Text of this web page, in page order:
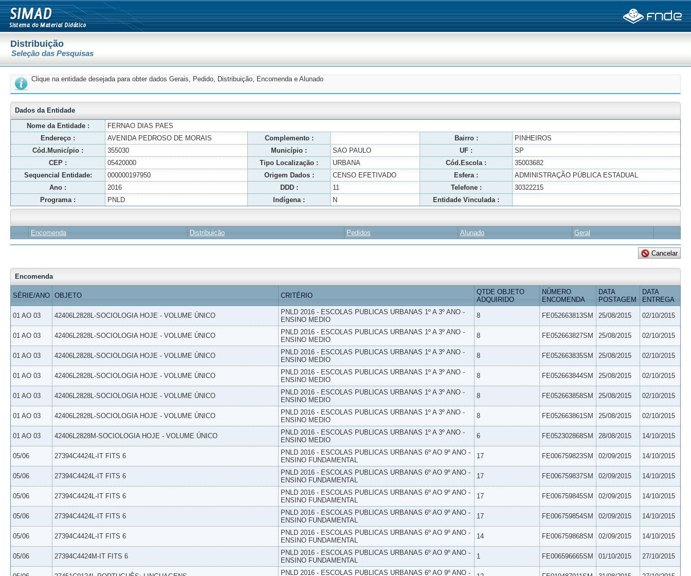
Distribuição
Seleção das Pesquisas
Clique na entidade desejada para obter dados Gerais, Pedido, Distribuição, Encomenda e Alunado
Dados da Entidade
Nome da Entidade :
FERNAO DIAS PAES
Endereço :
AVENIDA PEDROSO DE MORAIS Complemento : Bairro :
PINHEIROS
Cód.Município :
355030 Município : SAO PAULO UF :
SP
CEP :
05420000 Tipo Localização : URBANA Cód.Escola :
35003682
Sequencial Entidade:
000000197950 Origem Dados : CENSO EFETIVADO Esfera :
ADMINISTRAÇÃO PÚBLICA ESTADUAL
Ano :
2016 DDD : 11 Telefone :
30322215
Programa :
PNLD Indígena : N Entidade Vinculada :
Encomenda Distribuição Pedidos Alunado Geral
Encomenda
SÉRIE/ANO OBJETO CRITÉRIO
QTDE OBJETO
ADQUIRIDO
NÚMERO
ENCOMENDA
DATA
POSTAGEM
DATA
ENTREGA
01 AO 03 42406L2828L-SOCIOLOGIA HOJE - VOLUME ÚNICO
PNLD 2016 - ESCOLAS PUBLICAS URBANAS 1º A 3º ANO -
ENSINO MEDIO
8 FE052663813SM 25/08/2015 02/10/2015
01 AO 03 42406L2828L-SOCIOLOGIA HOJE - VOLUME ÚNICO
PNLD 2016 - ESCOLAS PUBLICAS URBANAS 1º A 3º ANO -
ENSINO MEDIO
8 FE052663827SM 25/08/2015 02/10/2015
01 AO 03 42406L2828L-SOCIOLOGIA HOJE - VOLUME ÚNICO
PNLD 2016 - ESCOLAS PUBLICAS URBANAS 1º A 3º ANO -
ENSINO MEDIO
8 FE052663835SM 25/08/2015 02/10/2015
01 AO 03 42406L2828L-SOCIOLOGIA HOJE - VOLUME ÚNICO
PNLD 2016 - ESCOLAS PUBLICAS URBANAS 1º A 3º ANO -
ENSINO MEDIO
8 FE052663844SM 25/08/2015 02/10/2015
01 AO 03 42406L2828L-SOCIOLOGIA HOJE - VOLUME ÚNICO
PNLD 2016 - ESCOLAS PUBLICAS URBANAS 1º A 3º ANO -
ENSINO MEDIO
8 FE052663858SM 25/08/2015 02/10/2015
01 AO 03 42406L2828L-SOCIOLOGIA HOJE - VOLUME ÚNICO
PNLD 2016 - ESCOLAS PUBLICAS URBANAS 1º A 3º ANO -
ENSINO MEDIO
8 FE052663861SM 25/08/2015 02/10/2015
01 AO 03 42406L2828M-SOCIOLOGIA HOJE - VOLUME ÚNICO
PNLD 2016 - ESCOLAS PUBLICAS URBANAS 1º A 3º ANO -
ENSINO MEDIO
6 FE052302868SM 28/08/2015 14/10/2015
05/06 27394C4424L-IT FITS 6
PNLD 2016 - ESCOLAS PUBLICAS URBANAS 6º AO 9º ANO -
ENSINO FUNDAMENTAL
17 FE006759823SM 02/09/2015 14/10/2015
05/06 27394C4424L-IT FITS 6
PNLD 2016 - ESCOLAS PUBLICAS URBANAS 6º AO 9º ANO -
ENSINO FUNDAMENTAL
17 FE006759837SM 02/09/2015 14/10/2015
05/06 27394C4424L-IT FITS 6
PNLD 2016 - ESCOLAS PUBLICAS URBANAS 6º AO 9º ANO -
ENSINO FUNDAMENTAL
17 FE006759845SM 02/09/2015 14/10/2015
05/06 27394C4424L-IT FITS 6
PNLD 2016 - ESCOLAS PUBLICAS URBANAS 6º AO 9º ANO -
ENSINO FUNDAMENTAL
17 FE006759854SM 02/09/2015 14/10/2015
05/06 27394C4424L-IT FITS 6
PNLD 2016 - ESCOLAS PUBLICAS URBANAS 6º AO 9º ANO -
ENSINO FUNDAMENTAL
14 FE006759868SM 02/09/2015 14/10/2015
05/06 27394C4424M-IT FITS 6
PNLD 2016 - ESCOLAS PUBLICAS URBANAS 6º AO 9º ANO -
ENSINO FUNDAMENTAL
1 FE006596665SM 01/10/2015 27/10/2015
PNLD 2016 - ESCOLAS PUBLICAS URBANAS 6º AO 9º ANO -